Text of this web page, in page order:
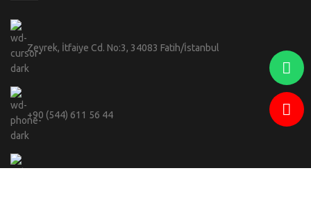
Zeyrek, İtfaiye Cd. No:3, 34083 Fatih/İstanbul
+90 (544) 611 56 44